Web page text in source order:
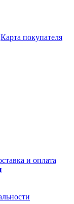
Карта покупателя
и оплата